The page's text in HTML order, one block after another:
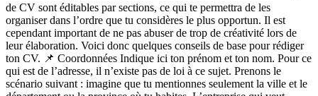
de CV sont éditables par sections, ce qui te permettra de les
organiser dans l’ordre que tu considères le plus opportun. Il est
cependant important de ne pas abuser de trop de créativité lors de
leur élaboration. Voici donc quelques conseils de base pour rédiger
ton CV. 📌 Coordonnées Indique ici ton prénom et ton nom. Pour ce
qui est de l’adresse, il n’existe pas de loi à ce sujet. Prenons le
scénario suivant : imagine que tu mentionnes seulement la ville et le